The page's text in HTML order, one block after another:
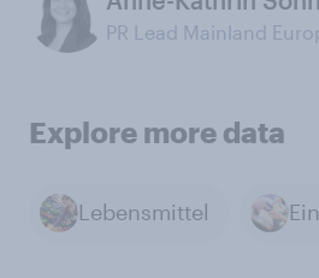
PR Lead Mainland
Explore more data
Lebensmittel